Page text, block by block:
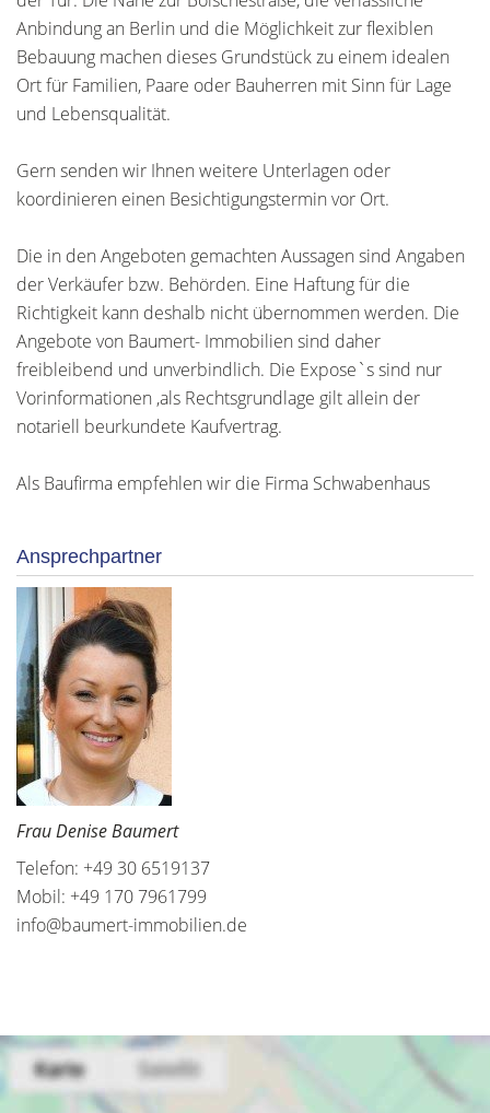
Anbindung an Berlin und die Möglichkeit zur flexiblen
Bebauung machen dieses Grundstück zu einem idealen
Ort für Familien, Paare oder Bauherren mit Sinn für Lage
und Lebensqualität.
Gern senden wir Ihnen weitere Unterlagen oder
koordinieren einen Besichtigungstermin vor Ort.
Die in den Angeboten gemachten Aussagen sind Angaben
der Verkäufer bzw. Behörden. Eine Haftung für die
Richtigkeit kann deshalb nicht übernommen werden. Die
Angebote von Baumert- Immobilien sind daher
freibleibend und unverbindlich. Die Expose`s sind nur
Vorinformationen ,als Rechtsgrundlage gilt allein der
notariell beurkundete Kaufvertrag.
Als Baufirma empfehlen wir die Firma Schwabenhaus
Ansprechpartner
Frau Denise Baumert
Telefon: +49 30 6519137
Mobil: +49 170 7961799
info@baumert-immobilien.de